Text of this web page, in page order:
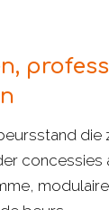
die
concessies